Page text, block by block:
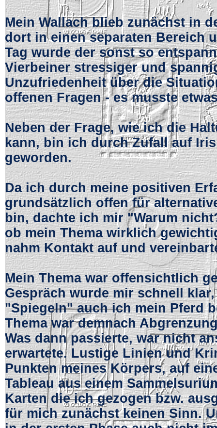
Mein Wallach blieb zunächst in
dort in einen separaten Bereich
Tag wurde der sonst so
Vierbeiner stressiger und
Unzufriedenheit über die
offenen Fragen - es musste
Neben der Frage, wie ich die
kann, bin ich durch Zufall auf
geworden.
Da ich durch meine positiven
grundsätzlich offen für
bin, dachte ich mir "Warum
ob mein Thema wirklich
nahm Kontakt auf und
Mein Thema war offensichtlich
Gespräch wurde mir schnell
"Spiegeln" auch ich mein Pferd
Thema war demnach
Was dann passierte, war nicht
erwartete. Lustige Linien und
Punkten meines Körpers, auf
Tableau aus einem
Karten die ich gezogen bzw.
für mich zunächst keinen Sinn.